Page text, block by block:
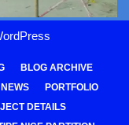
BLOG ARCHIVE
NEWS
PORTFOLIO
DETAILS